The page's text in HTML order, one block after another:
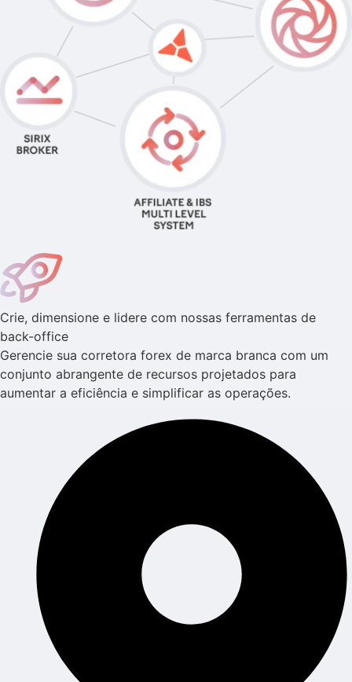
Crie, dimensione e lidere com nossas ferramentas de
back-office
Gerencie sua corretora forex de marca branca com um
conjunto abrangente de recursos projetados para
aumentar a eficiência e simplificar as operações.